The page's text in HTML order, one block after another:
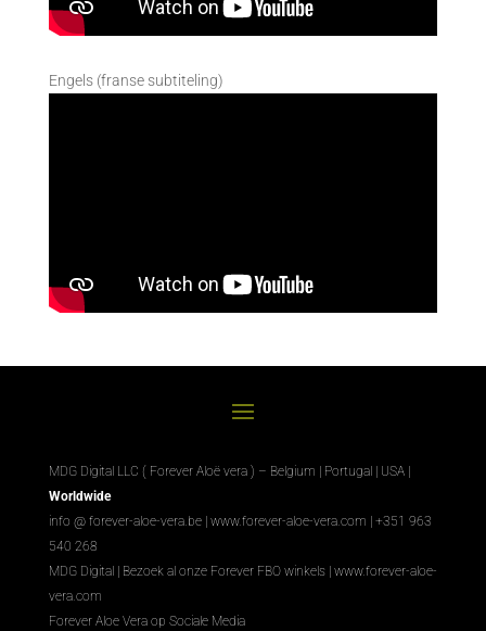
Engels (franse subtiteling)
MDG Digital LLC ( Forever Aloë vera ) – Belgium | Portugal | USA |
Worldwide
info @ forever-aloe-vera.be | www.forever-aloe-vera.com | +351 963
540 268
MDG Digital
Bezoek al onze Forever FBO winkels| www.forever-aloe-
vera.com
Forever Aloe Vera op Sociale Media